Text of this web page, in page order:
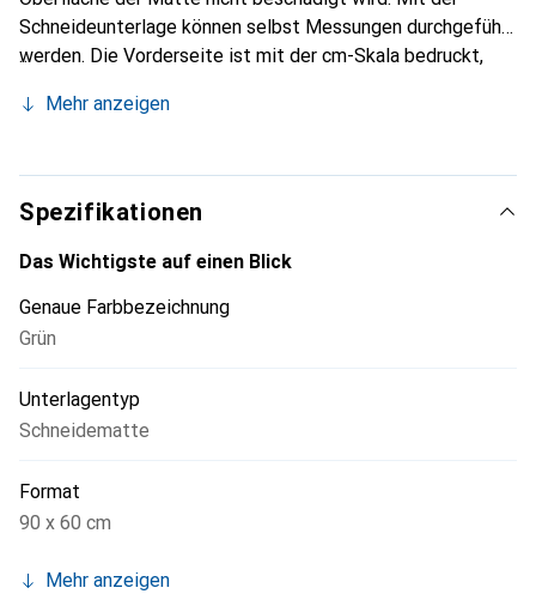
Schneideunterlage können selbst Messungen durchgeführt
werden. Die Vorderseite ist mit der cm-Skala bedruckt,
englische Schnittmuster überhaupt kein Problem.
Mehr anzeigen
Spezifikationen
Das Wichtigste auf einen Blick
Genaue Farbbezeichnung
Grün
Unterlagentyp
Schneidematte
Format
90 x 60 cm
Mehr anzeigen